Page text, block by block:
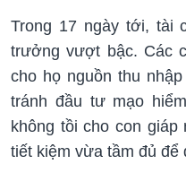
Trong 17 ngày tới, tài
trưởng vượt bậc. Các
cho họ nguồn thu
tránh đầu tư mạo
không tồi cho con
tiết kiệm vừa tầm đủ để